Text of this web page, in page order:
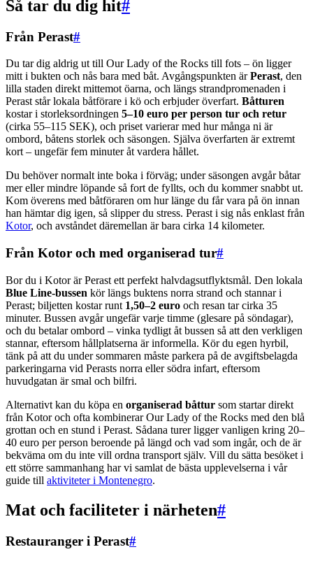
Så tar du dig hit#
Från Perast#
Du tar dig aldrig ut till Our Lady of the Rocks till fots – ön ligger
mitt i bukten och nås bara med båt. Avgångspunkten ärPerast, den
lilla staden direkt mittemot öarna, och längs strandpromenaden i
Perast står lokala båtförare i kö och erbjuder överfart. Båtturen
kostar i storleksordningen 5–10 euro per person tur och retur
(cirka 55–115 SEK), och priset varierar med hur många ni är
ombord, båtens storlek och säsongen. Själva överfarten är extremt
kort – ungefär fem minuter åt vardera hållet.
Du behöver normalt inte boka i förväg; under säsongen avgår båtar
mer eller mindre löpande så fort de fyllts, och du kommer snabbt ut.
Kom överens med båtföraren om hur länge du får vara på ön innan
han hämtar dig igen, så slipper du stress. Perast i sig nås enklast från
Kotor, och avståndet däremellan är bara cirka 14 kilometer.
Från Kotor och med organiserad tur#
Bor du i Kotor är Perast ett perfekt halvdagsutflyktsmål. Den lokala
Blue Line-bussen kör längs buktens norra strand och stannar i
Perast; biljetten kostar runt 1,50–2 euro och resan tar cirka 35
minuter. Bussen avgår ungefär varje timme (glesare på söndagar),
och du betalar ombord – vinka tydligt åt bussen så att den verkligen
stannar, eftersom hållplatserna är informella. Kör du egen hyrbil,
tänk på att du under sommaren måste parkera på de avgiftsbelagda
parkeringarna vid Perasts norra eller södra infart, eftersom
huvudgatan är smal och bilfri.
Alternativt kan du köpa en organiserad båttur som startar direkt
från Kotor och ofta kombinerar Our Lady of the Rocks med den blå
grottan och en stund i Perast. Sådana turer ligger vanligen kring 20–
40 euro per person beroende på längd och vad som ingår, och de är
bekväma om du inte vill ordna transport själv. Vill du sätta besöket i
ett större sammanhang har vi samlat de bästa upplevelserna i vår
guide till aktiviteter i Montenegro.
Mat och faciliteter i närheten#
Restauranger i Perast#